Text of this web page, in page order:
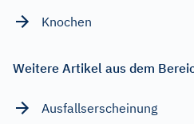
Knochen
Weitere Artikel aus dem
Ausfallserscheinung